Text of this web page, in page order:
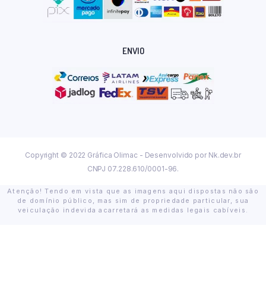
ENVIO
Copyright © 2022 Gráfica Olimac - Desenvolvido por Nk.dev.br
CNPJ 07.228.610/0001-96.
Atenção! Tendo em vista que as imagens aqui dispostas não são
de domínio público, mas sim de propriedade particular, sua
veiculação indevida acarretará as medidas legais cabíveis.